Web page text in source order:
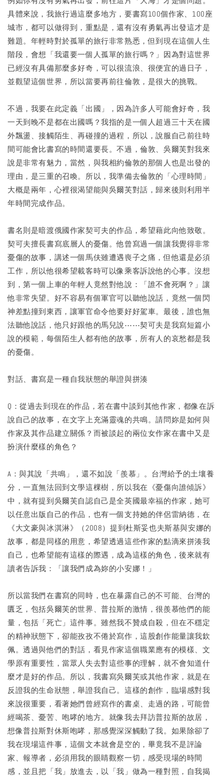
具體來說，我旅行過這麼多地方，要書寫100個作家、100座
城市，都可以做得到，重點是，還有沒有勇氣再出發這才是
難題。年輕時對於孤單的旅行非常熟悉，但到現在這個人生
階段，會想「我還要一個人孤單的旅行嗎？」因為對這世界
已經沒有具備那麼多好奇，可以很流浪、很便宜的過日子，
並觀望這個世界，所以當要再前往倫敦，是很大的挑戰。
不過，我要在此定義「出國」，因為許多人可能會好奇，我
一天到晚不是都在出國嗎？我指的是一個人超過三十天在國
外飄盪、接觸陌生、再碰撞的過程，所以，說服自己前往時
間可能會比書寫的時間還要長。不過，倫敦、吳爾芙對我來
說是非常有魅力，當然，與我相約倫敦的那個人也是出發的
理由，是三重的召喚。所以，我準備去倫敦的「心理時間」
大概是兩年，心裡很渴望能與吳爾芙對話，歸來後則利用半
年時間完成作品。
書名則是暗渡俄國作家契可夫的作品，希望藉此向他致敬。
契可夫擅長書寫底層人的憂傷。他曾寫過一個讓我覺得非常
憂傷的故事，講述一個馬伕雖遭遇喪子之痛，但他還是必須
工作，所以他很希望載客時可以像乘客訴說他的心事。沒想
到，第一個上車的年輕人竟然對他說：「誰不會死啊？」讓
他非常失望。好不容易有個軍官可以聽他說話，竟然一個閃
神差點撞到東西，讓軍官命令他要好好駕車。最後，誰也無
法聽他說話，他只好跟他的馬兒說⋯⋯契可夫是我寫短篇小
說的模範，每個陌生人都有他的故事，所有人的哀愁都是我
的憂傷。
對話、書寫是一種自我狀態的舉證與拼湊
Q：從過去到現在的作品，若在書中談到其他作家，都像在訴
說自己的故事，在文字上充滿靈魂的共鳴。請問妳是如何與
作家及其作品建立關係？而被談起的兩位女作家在書中又是
扮演什麼樣的角色？
A：與其說「共鳴」，還不如說「羨慕」。台灣給予的土壤養
分，一直無法回到文學這棵樹，所以我在《憂傷向誰傾訴》
中，就有提到吳爾芙自認自己是全英國最幸福的作家，她可
以任意出版自己的作品，也有一個支持她的伴侶雷納德，在
《大文豪與冰淇淋》（2008）提到杜斯妥也夫斯基與安娜的
故事，都是同樣的用意，希望透過這些作家的點滴來拼湊我
自己，也希望能有這樣的際遇，成為這樣的角色，後來就有
讀者告訴我：「讓我們成為妳的小安娜！」
所以當我們在書寫的同時，也在暴露自己的不可能、台灣的
匱乏，包括吳爾芙的世界、普拉斯的激情，很羨慕他們的能
量，包括「死亡」這件事。雖然我不贊成自殺，但在不穩定
的精神狀態下，卻能孜孜不倦於寫作，這股創作能量讓我欽
佩。透過與他們的對話，看見作家這個職業應有的模樣、文
學原有重要性，當眾人失去對這些事的理解，就不會知道什
麼才是好的作品。所以，我書寫吳爾芙或其他作家，就是在
反證我的生命狀態，舉證我自己。這樣的創作，臨場感對我
來說很重要，看著她們曾經寫作的書桌、走過的路，可能曾
經喝茶、憂苦、咆哮的地方。就像我去拜訪普拉斯的故居，
想像普拉斯對休斯咆哮，那感覺深深觸動了我。如果除卻了
我在現場這件事，這個文本就會是空的，畢竟我不是評論
家、報導者，必須用我的眼睛觀察一切，感受現場的時間
感，並且把「我」放進去，以「我」做為一種對照，自我揭